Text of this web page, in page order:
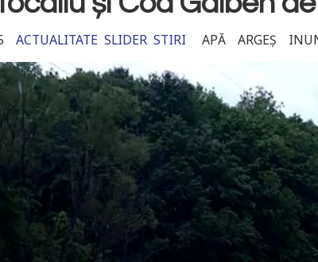
ACTUALITATE SLIDER STIRI APĂ ARGEȘ